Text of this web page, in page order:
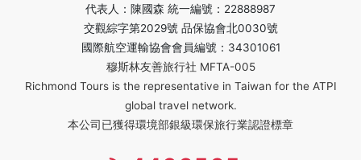
代表人：陳國森 統一編號：22888987
交觀綜字第2029號 品保協會北0030號
國際航空運輸協會會員編號：34301061
穆斯林友善旅行社 MFTA-005
Richmond Tours is the representative in Taiwan for the ATPI
global travel network.
本公司已獲得環境部銀級環保旅行業認證標章